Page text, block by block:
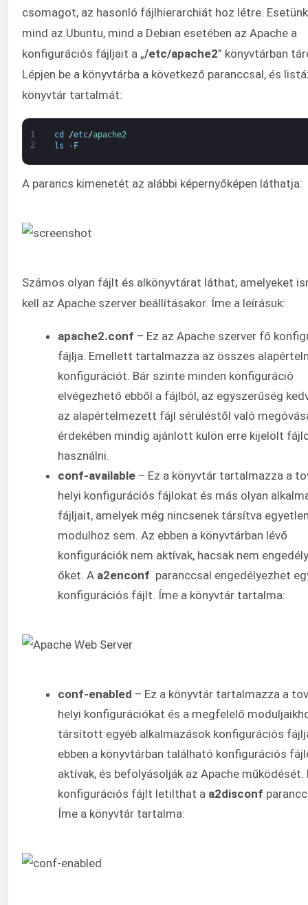
csomagot, az hasonló fájlhierarchiát hoz létre.
mind az Ubuntu, mind a Debian esetében az Apache a
konfigurációs fájljait a „/etc/apache2” könyvtárban
Lépjen be a könyvtárba a következő paranccsal, és
könyvtár tartalmát:
1
2
cd /etc/apache2
ls
- F
A parancs kimenetét az alábbi képernyőképen láthatja:
Számos olyan fájlt és alkönyvtárat láthat, amelyeket
kell az Apache szerver beállításakor. Íme a leírásuk:
apache2.conf – Ez az Apache szerver fő
fájlja. Emellett tartalmazza az összes
konfigurációt. Bár szinte minden konfiguráció
elvégezhető ebből a fájlból, az egyszerűség
az alapértelmezett fájl sérüléstől való
érdekében mindig ajánlott külön erre kijelölt
használni.
conf-available – Ez a könyvtár tartalmazza a
helyi konfigurációs fájlokat és más olyan
fájljait, amelyek még nincsenek társítva
modulhoz sem. Az ebben a könyvtárban lévő
konfigurációk nem aktívak, hacsak nem
őket. A a2enconf paranccsal engedélyezhet
konfigurációs fájlt. Íme a könyvtár tartalma:
conf-enabled – Ez a könyvtár tartalmazza a
helyi konfigurációkat és a megfelelő
társított egyéb alkalmazások konfigurációs
ebben a könyvtárban található konfigurációs
aktívak, és befolyásolják az Apache működését.
konfigurációs fájlt letilthat a a2disconf
Íme a könyvtár tartalma: